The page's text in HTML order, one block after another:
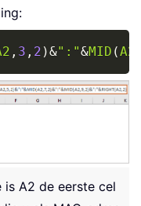
, 3 , 2 )&":"&MID (A2
Copy
is A2 de eerste cel